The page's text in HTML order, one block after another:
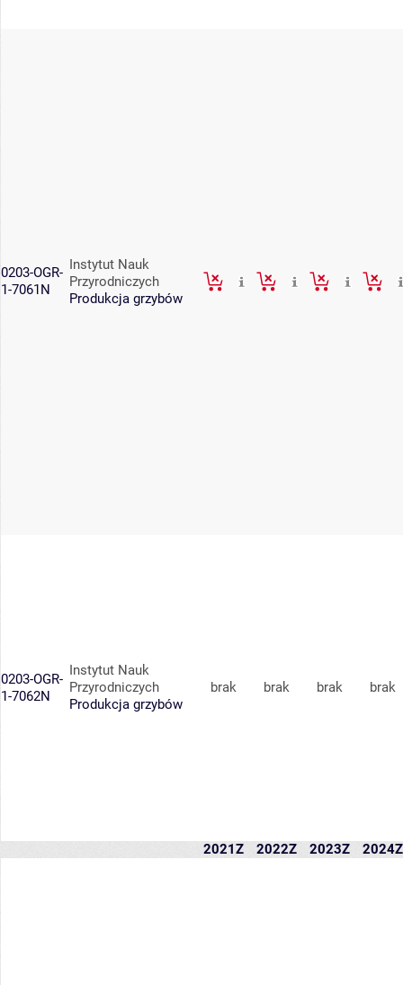
0203-OGR-
1-7061N
Instytut Nauk
Przyrodniczych
Produkcja grzybów
0203-OGR-
1-7062N
Instytut Nauk
Przyrodniczych
Produkcja grzybów
brak brak brak brak
2021Z 2022Z 2023Z 2024Z